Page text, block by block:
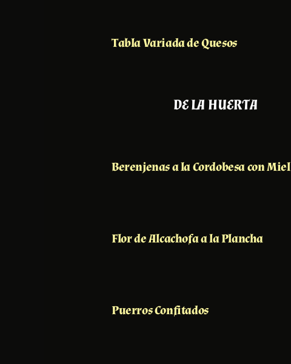
Tabla Variada de Quesos
DE LA HUERTA
Berenjenas a la Cordobesa con Miel
Flor de Alcachofa a la Plancha
Puerros Confitados